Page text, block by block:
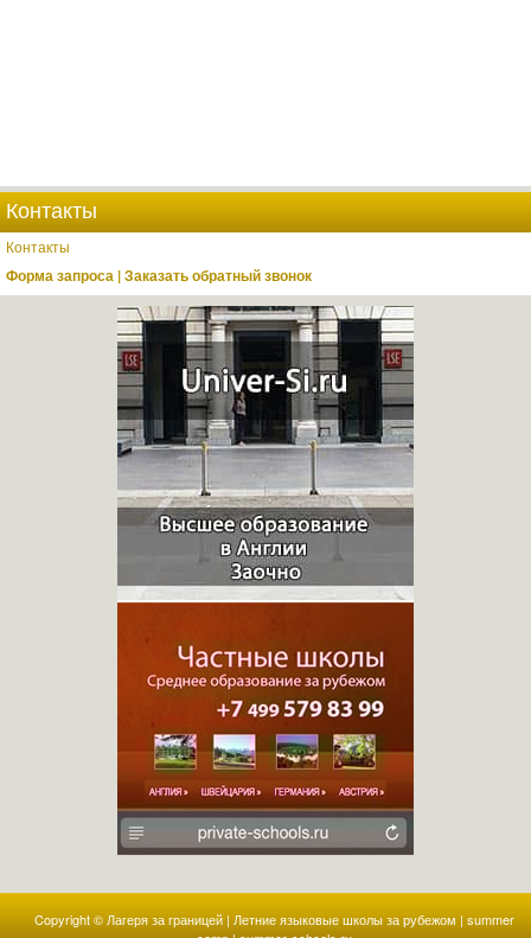
Контакты
Контакты
Форма запроса | Заказать обратный звонок
Copyright © Лагеря за границей | Летние языковые школы за рубежом | summer